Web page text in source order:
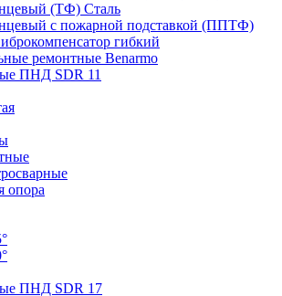
(ТФ) Сталь
с пожарной подставкой (ППТФ)
гибкий
ремонтные Benarmo
ПНД SDR 11
опора
ПНД SDR 17